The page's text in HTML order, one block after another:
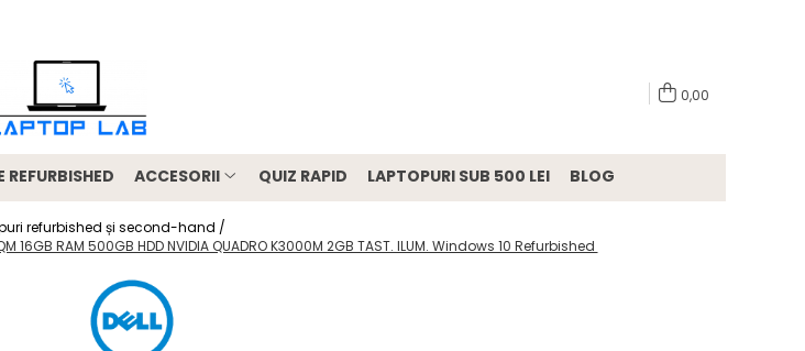
0,00
ACCESORII QUIZ RAPID LAPTOPURI SUB 500 LEI BLOG
refurbished și second-hand /
RAM 500GB HDD NVIDIA QUADRO K3000M 2GB TAST. ILUM. Windows 10 Refurbished